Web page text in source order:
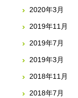
2020年3月
2019年11月
2019年7月
2019年3月
2018年11月
2018年7月